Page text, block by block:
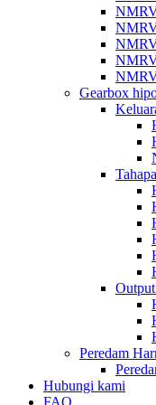
Gearbox
Peredam
Hubungi kami
FAQ